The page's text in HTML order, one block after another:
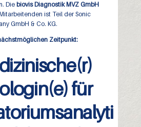
Die biovis Diagnostik MVZ GmbH
ist Teil der Sonic
GmbH & Co. KG.
Zeitpunkt:
für